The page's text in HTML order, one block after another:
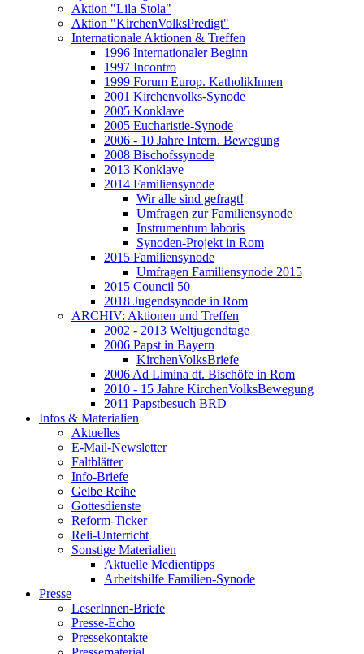
Aktion "Lila Stola"
Aktion "KirchenVolksPredigt"
Internationale Aktionen & Treffen
1996 Internationaler Beginn
1997 Incontro
1999 Forum Europ. KatholikInnen
2001 Kirchenvolks-Synode
2005 Konklave
2005 Eucharistie-Synode
2006 - 10 Jahre Intern. Bewegung
2008 Bischofssynode
2013 Konklave
2014 Familiensynode
Wir alle sind gefragt!
Umfragen zur Familiensynode
Instrumentum laboris
Synoden-Projekt in Rom
2015 Familiensynode
Umfragen Familiensynode 2015
2015 Council 50
2018 Jugendsynode in Rom
ARCHIV: Aktionen und Treffen
2002 - 2013 Weltjugendtage
2006 Papst in Bayern
KirchenVolksBriefe
2006 Ad Limina dt. Bischöfe in Rom
2010 - 15 Jahre KirchenVolksBewegung
2011 Papstbesuch BRD
Infos & Materialien
Aktuelles
E-Mail-Newsletter
Faltblätter
Info-Briefe
Gelbe Reihe
Gottesdienste
Reform-Ticker
Reli-Unterricht
Sonstige Materialien
Aktuelle Medientipps
Arbeitshilfe Familien-Synode
Presse
LeserInnen-Briefe
Presse-Echo
Pressekontakte